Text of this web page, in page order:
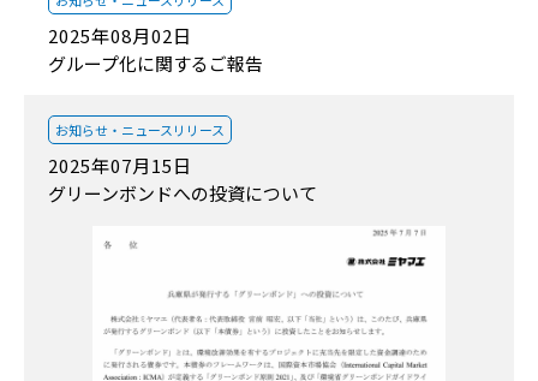
2025年08月02日
グループ化に関するご報告
2025年07月15日
お知らせ・ ニュースリリース
グリーンボンドへの投資について